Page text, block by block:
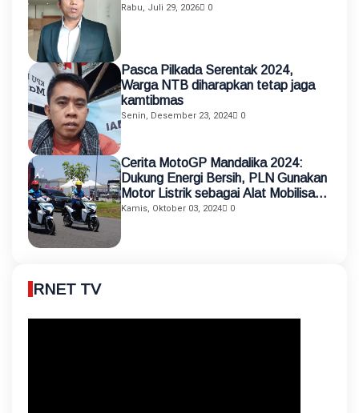
Rabu, Juli 29, 2026 0
Pasca Pilkada Serentak 2024,
Warga NTB diharapkan tetap jaga
kamtibmas
Senin, Desember 23, 2024 0
Cerita MotoGP Mandalika 2024:
Dukung Energi Bersih, PLN Gunakan
Motor Listrik sebagai Alat Mobilisasi
Petugas
Kamis, Oktober 03, 2024 0
RNET TV